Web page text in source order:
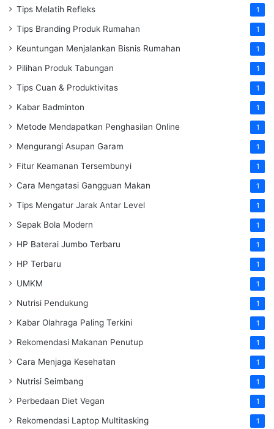
Tips Melatih Refleks 1
Tips Branding Produk Rumahan 1
Keuntungan Menjalankan Bisnis Rumahan 1
Pilihan Produk Tabungan 1
Tips Cuan & Produktivitas 1
Kabar Badminton 1
Metode Mendapatkan Penghasilan Online 1
Mengurangi Asupan Garam 1
Fitur Keamanan Tersembunyi 1
Cara Mengatasi Gangguan Makan 1
Tips Mengatur Jarak Antar Level 1
Sepak Bola Modern 1
HP Baterai Jumbo Terbaru 1
HP Terbaru 1
UMKM 1
Nutrisi Pendukung 1
Kabar Olahraga Paling Terkini 1
Rekomendasi Makanan Penutup 1
Cara Menjaga Kesehatan 1
Nutrisi Seimbang 1
Perbedaan Diet Vegan 1
Rekomendasi Laptop Multitasking 1